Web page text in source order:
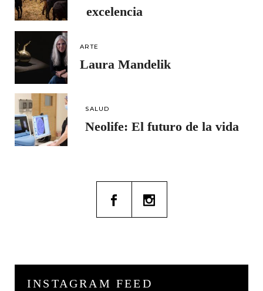
excelencia
ARTE
Laura Mandelik
SALUD
Neolife: El futuro de la vida
INSTAGRAM FEED